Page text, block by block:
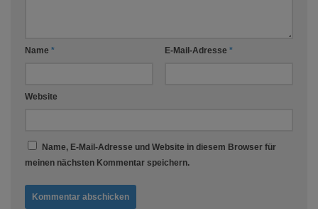
Name * E-Mail-Adresse *
Website
Name, E-Mail-Adresse und Website in diesem Browser für
meinen nächsten Kommentar speichern.